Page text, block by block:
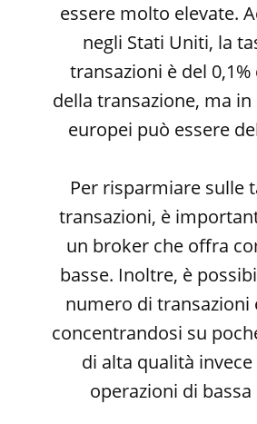
essere molto elevate.
negli Stati Uniti, la
transazioni è del
della transazione, ma
europei può essere
Per risparmiare sulle
transazioni, è
un broker che offra
basse. Inoltre, è
numero di transazioni
concentrandosi su
di alta qualità
operazioni di